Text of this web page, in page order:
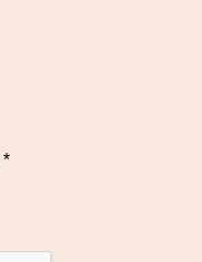
*